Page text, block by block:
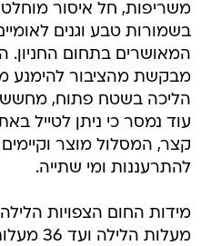
משריפות, חל איסור
בשמורות טבע וגנים
המאושרים בתחום החניון.
מבקשת מהציבור להימנע
הליכה בשטח פתוח, מחשש
עוד נמסר כי ניתן לטייל
קצר, המסלול מוצר
להתרעננות ומי שתייה.